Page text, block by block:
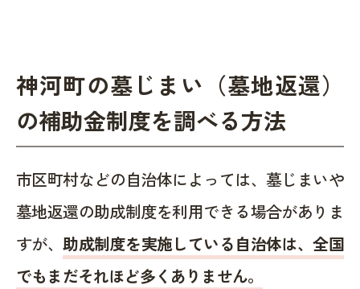
神河町の墓じまい（墓地返還）
の補助金制度を調べる方法
市区町村などの自治体によっては、墓じまいや
墓地返還の助成制度を利用できる場合がありま
すが、助成制度を実施している自治体は、全国
でもまだそれほど多くありません。